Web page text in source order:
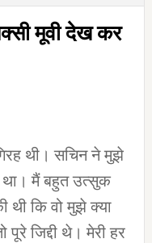
मूवी देख कर
थी। सचिन ने मुझे
था। मैं बहुत उत्‍सुक
थी कि वो मुझे क्‍या
पूरे जिद्दी थे। मेरी हर